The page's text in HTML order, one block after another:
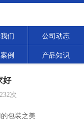
们 公司动态
例 产品知识
好
232次
包装之美